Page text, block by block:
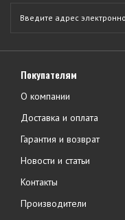
Покупателям
О компании
Доставка и оплата
Гарантия и возврат
Новости и статьи
Контакты
Производители